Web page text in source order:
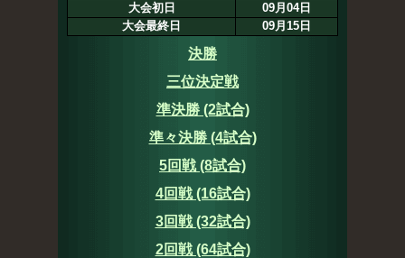
大会初日
09月04日
大会最終日
09月15日
決勝
三位決定戦
準決勝 (2試合)
準々決勝 (4試合)
5回戦 (8試合)
4回戦 (16試合)
3回戦 (32試合)
2回戦 (64試合)